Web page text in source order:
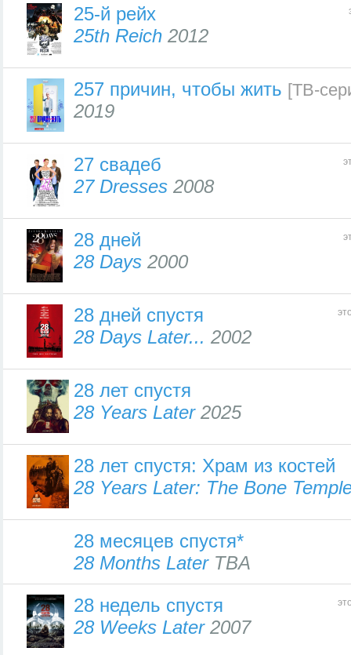
25-й рейх
25th Reich 2012
257 причин, чтобы жить [ТВ-
2019
27 свадеб
27 Dresses 2008
28 дней
28 Days 2000
28 дней спустя
28 Days Later... 2002
28 лет спустя
28 Years Later2025
28 лет спустя: Храм из костей
28 Years Later: The Bone
28 месяцев спустя*
28 Months LaterTBA
28 недель спустя
28 Weeks Later2007